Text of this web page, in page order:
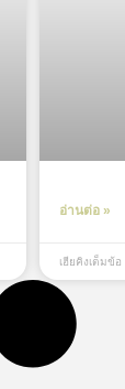
อ่านต่อ »
เฮียคิงเต็มข้อ